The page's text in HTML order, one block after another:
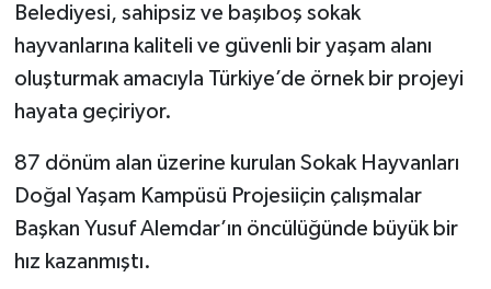
Belediyesi, sahipsiz ve başıboş sokak
hayvanlarına kaliteli ve güvenli bir yaşam alanı
oluşturmak amacıyla Türkiye’de örnek bir projeyi
hayata geçiriyor.
87 dönüm alan üzerine kurulan Sokak Hayvanları
Doğal Yaşam Kampüsü Projesiiçin çalışmalar
Başkan Yusuf Alemdar’ın öncülüğünde büyük bir
hız kazanmıştı.